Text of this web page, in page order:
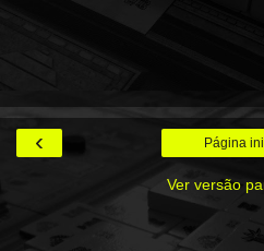
‹ Página
Ver versão